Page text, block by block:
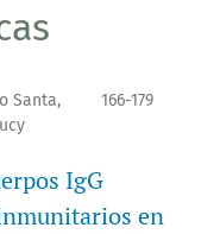
Santa,
166-179
IgG
en